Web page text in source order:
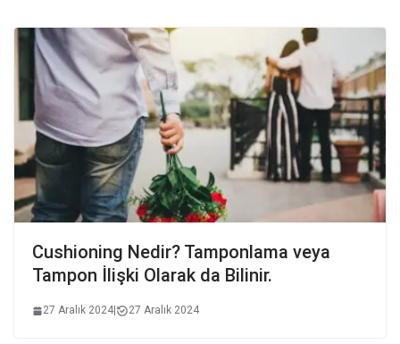
Cushioning Nedir? Tamponlama veya
Tampon İlişki Olarak da Bilinir.
27 Aralık 2024 27 Aralık 2024